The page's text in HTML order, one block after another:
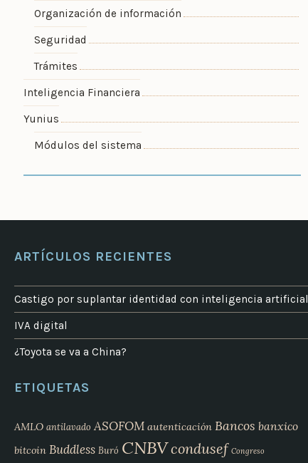
Organización de información
Seguridad
Trámites
Inteligencia Financiera
Yunius
Módulos del sistema
ARTÍCULOS RECIENTES
Castigo por suplantar identidad con inteligencia artificial
IVA digital
¿Toyota se va a China?
ETIQUETAS
AMLO antilavado ASOFOM autenticación Bancos banxico
bitcoin Buddless Buró CNBVcondusef Congreso